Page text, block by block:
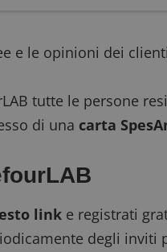
e le opinioni dei
tutte le persone
di una carta
link e registrati
degli inviti